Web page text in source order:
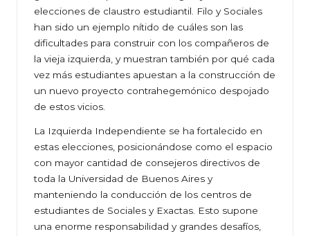
elecciones de claustro estudiantil. Filo y Sociales
han sido un ejemplo nítido de cuáles son las
dificultades para construir con los compañeros de
la vieja izquierda, y muestran también por qué cada
vez más estudiantes apuestan a la construcción de
un nuevo proyecto contrahegemónico despojado
de estos vicios.
La Izquierda Independiente se ha fortalecido en
estas elecciones, posicionándose como el espacio
con mayor cantidad de consejeros directivos de
toda la Universidad de Buenos Aires y
manteniendo la conducción de los centros de
estudiantes de Sociales y Exactas. Esto supone
una enorme responsabilidad y grandes desafíos,